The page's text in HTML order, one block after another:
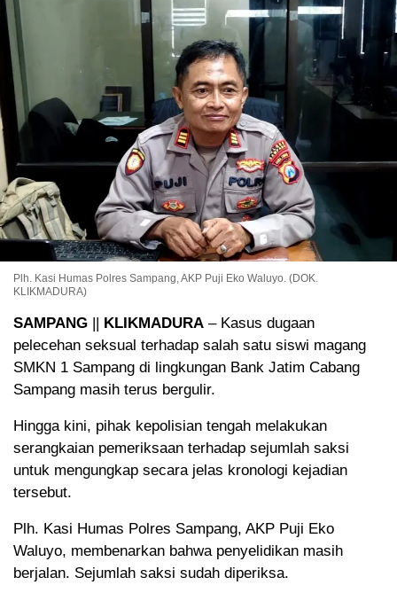
Plh. Kasi Humas Polres Sampang, AKP Puji Eko Waluyo. (DOK.
KLIKMADURA)
SAMPANG || KLIKMADURA – Kasus dugaan
pelecehan seksual terhadap salah satu siswi magang
SMKN 1 Sampang di lingkungan Bank Jatim Cabang
Sampang masih terus bergulir.
Hingga kini, pihak kepolisian tengah melakukan
serangkaian pemeriksaan terhadap sejumlah saksi
untuk mengungkap secara jelas kronologi kejadian
tersebut.
Plh. Kasi Humas Polres Sampang, AKP Puji Eko
Waluyo, membenarkan bahwa penyelidikan masih
berjalan. Sejumlah saksi sudah diperiksa.